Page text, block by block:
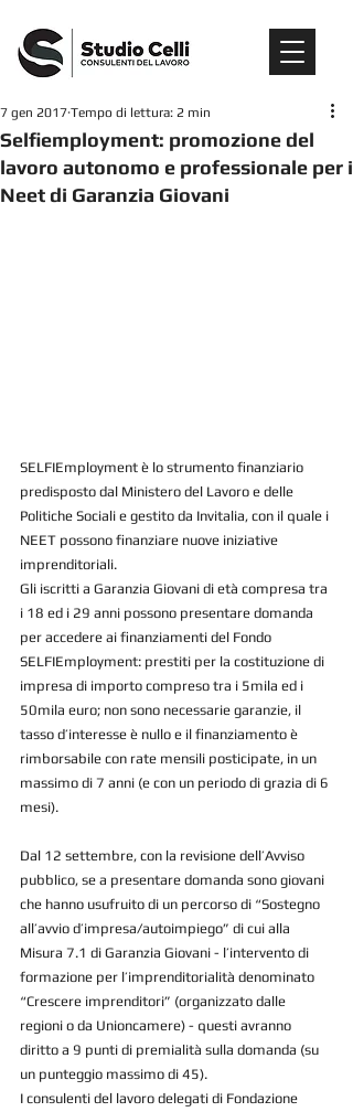
Selfiemployment: promozione del
lavoro autonomo e professionale per i
Neet di Garanzia Giovani
7 gen 2017 Tempo di lettura: 2 min
SELFIEmployment è lo strumento finanziario
predisposto dal Ministero del Lavoro e delle
Politiche Sociali e gestito da Invitalia, con il quale i
NEET possono finanziare nuove iniziative
imprenditoriali.
Gli iscritti a Garanzia Giovani di età compresa tra
i 18 ed i 29 anni possono presentare domanda
per accedere ai finanziamenti del Fondo
SELFIEmployment: prestiti per la costituzione di
impresa di importo compreso tra i 5mila ed i
50mila euro; non sono necessarie garanzie, il
tasso d’interesse è nullo e il finanziamento è
rimborsabile con rate mensili posticipate, in un
massimo di 7 anni (e con un periodo di grazia di 6
mesi).
Dal 12 settembre, con la revisione dell’Avviso
pubblico, se a presentare domanda sono giovani
che hanno usufruito di un percorso di “Sostegno
all’avvio d’impresa/autoimpiego” di cui alla
Misura 7.1 di Garanzia Giovani - l’intervento di
formazione per l’imprenditorialità denominato
“Crescere imprenditori” (organizzato dalle
regioni o da Unioncamere) - questi avranno
diritto a 9 punti di premialità sulla domanda (su
un punteggio massimo di 45).
I consulenti del lavoro delegati di Fondazione